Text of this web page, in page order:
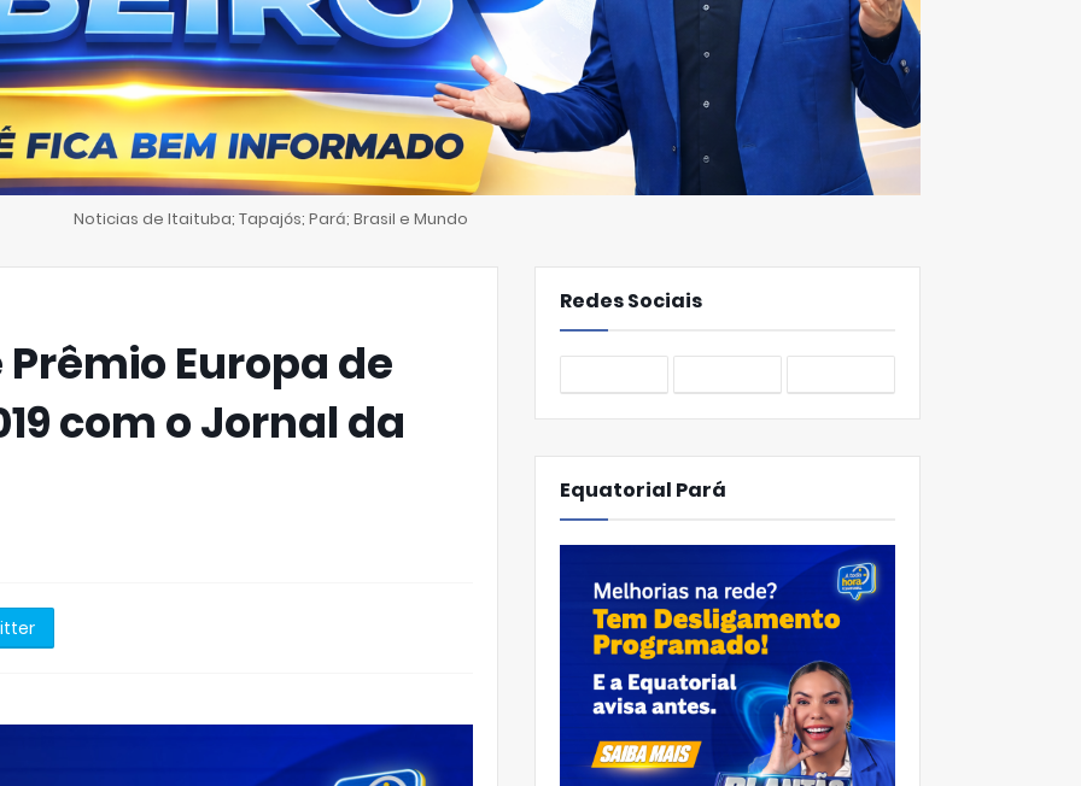
Noticias de Itaituba; Tapajós; Pará; Brasil e Mundo
Europa de
com o Jornal da
Redes Sociais
Equatorial Pará